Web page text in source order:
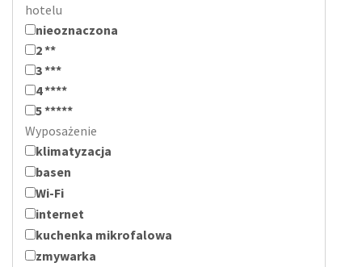
hotelu
nieoznaczona
2 **
3 ***
4 ****
5 *****
Wyposażenie
klimatyzacja
basen
Wi-Fi
internet
kuchenka mikrofalowa
zmywarka